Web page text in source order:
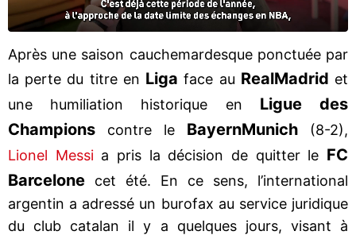
Après une saison cauchemardesque ponctuée par
la perte du titre en Liga face au RealMadrid et
une humiliation historique en Ligue des
Champions contre le BayernMunich (8-2),
Lionel Messia pris la décision de quitter le FC
Barcelone cet été. En ce sens, l’international
argentin a adressé un burofax au service juridique
du club catalan il y a quelques jours, visant à